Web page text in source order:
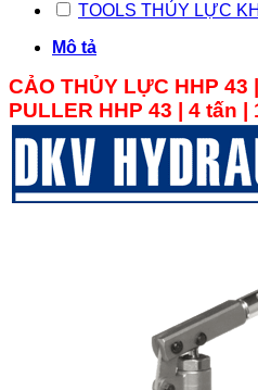
TOOLS THỦY LỰC
Mô tả
CẢO THỦY LỰC HHP 43
PULLER HHP 43 | 4 tấn |